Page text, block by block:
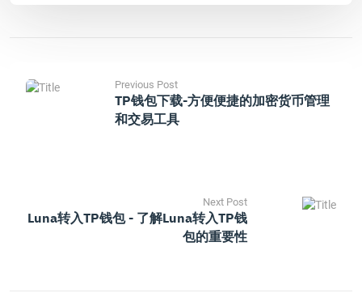
Previous Post
TP钱包下载-方便便捷的加密货币管理
和交易工具
Next Post
Luna转入TP钱包 - 了解Luna转入TP钱
包的重要性